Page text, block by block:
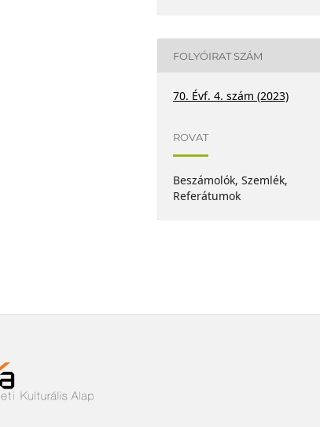
FOLYÓIRAT SZÁM
70. Évf. 4. szám (2023)
ROVAT
Beszámolók, Szemlék,
Referátumok